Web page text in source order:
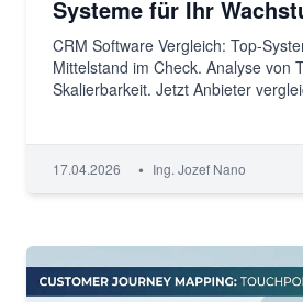
Systeme für Ihr
CRM Software Vergleich: Top-
Mittelstand im Check. Analyse von
Skalierbarkeit. Jetzt Anbieter
17.04.2026 • Ing. Jozef Nano